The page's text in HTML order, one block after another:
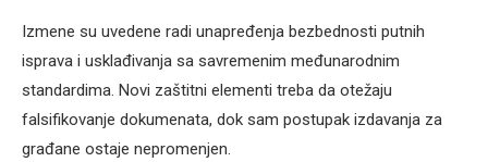
Izmene su uvedene radi unapređenja bezbednosti putnih
isprava i usklađivanja sa savremenim međunarodnim
standardima. Novi zaštitni elementi treba da otežaju
falsifikovanje dokumenata, dok sam postupak izdavanja za
građane ostaje nepromenjen.